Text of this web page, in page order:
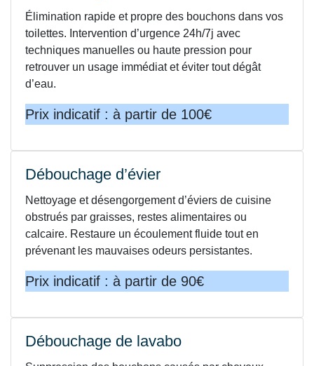
Élimination rapide et propre des bouchons dans vos
toilettes. Intervention d’urgence 24h/7j avec
techniques manuelles ou haute pression pour
retrouver un usage immédiat et éviter tout dégât
d’eau.
Prix indicatif : à partir de 100€
Débouchage d’évier
Nettoyage et désengorgement d’éviers de cuisine
obstrués par graisses, restes alimentaires ou
calcaire. Restaure un écoulement fluide tout en
prévenant les mauvaises odeurs persistantes.
Prix indicatif : à partir de 90€
Débouchage de lavabo